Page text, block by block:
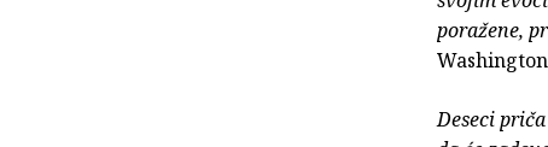
poražene,
Deseci